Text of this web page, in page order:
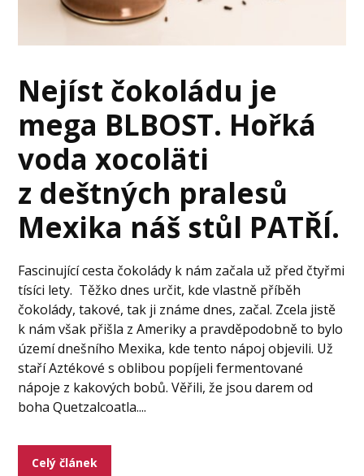
Nejíst čokoládu je
mega BLBOST. Hořká
voda xocoläti
z deštných pralesů
Mexika náš stůl PATŘÍ.
Fascinující cesta čokolády k nám začala už před čtyřmi
tísíci lety. Těžko dnes určit, kde vlastně příběh
čokolády, takové, tak ji známe dnes, začal. Zcela jistě
k nám však přišla z Ameriky a pravděpodobně to bylo
území dnešního Mexika, kde tento nápoj objevili. Už
staří Aztékové s oblibou popíjeli fermentované
nápoje z kakových bobů. Věřili, že jsou darem od
boha Quetzalcoatla....
Celý článek